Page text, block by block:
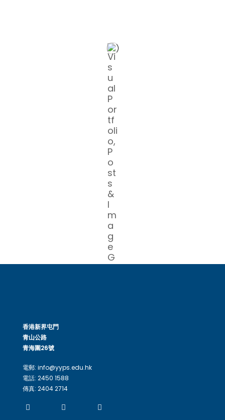
香港新界屯門
青山公路
青海圍26號
電郵: info@yyps.edu.hk
電話: 2450 1588
傳真: 2404 2714